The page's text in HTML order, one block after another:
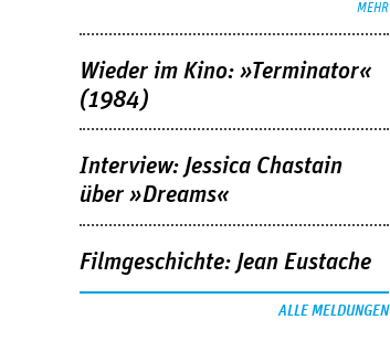
MEHR
Wieder im Kino: »Terminator«
(1984)
Interview: Jessica Chastain
über »Dreams«
Filmgeschichte: Jean Eustache
ALLE MELDUNGEN